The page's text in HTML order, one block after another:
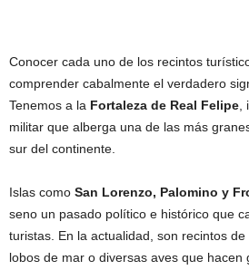
Conocer cada uno de los recintos
comprender cabalmente el verdadero
Tenemos a la Fortaleza de Real Felipe
militar que alberga una de las más
sur del continente.
Islas como San Lorenzo, Palomino y
seno un pasado político e histórico que
turistas. En la actualidad, son recintos
lobos de mar o diversas aves que hacen